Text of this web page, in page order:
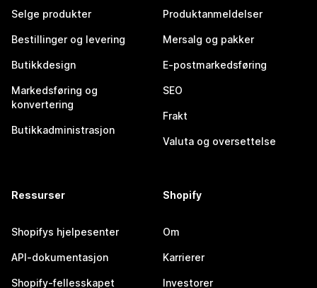
Selge produkter
Bestillinger og levering
Butikkdesign
Markedsføring og
konvertering
Butikkadministrasjon
Produktanmeldelser
Mersalg og pakker
E-postmarkedsføring
SEO
Frakt
Valuta og oversettelse
Ressurser
Shopifys hjelpesenter
API-dokumentasjon
Shopify-fellesskapet
Shopify
Om
Karrierer
Investorer